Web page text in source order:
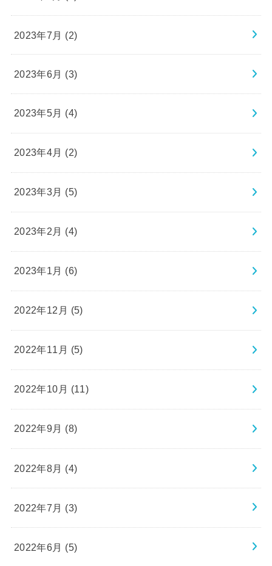
2023年7月 (2)
2023年6月 (3)
2023年5月 (4)
2023年4月 (2)
2023年3月 (5)
2023年2月 (4)
2023年1月 (6)
2022年12月 (5)
2022年11月 (5)
2022年10月 (11)
2022年9月 (8)
2022年8月 (4)
2022年7月 (3)
2022年6月 (5)